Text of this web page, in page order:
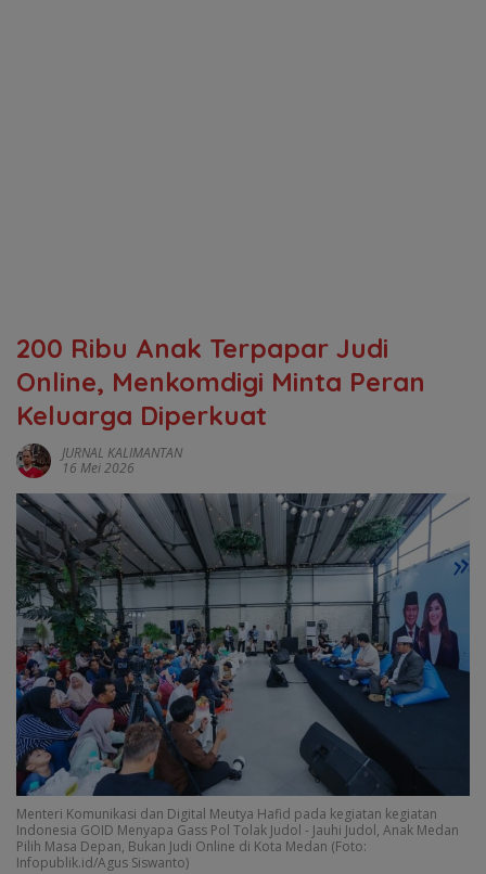
200 Ribu Anak Terpapar Judi
Online, Menkomdigi Minta Peran
Keluarga Diperkuat
JURNAL KALIMANTAN
16 Mei 2026
Menteri Komunikasi dan Digital Meutya Hafid pada kegiatan kegiatan
Indonesia GOID Menyapa Gass Pol Tolak Judol - Jauhi Judol, Anak Medan
Pilih Masa Depan, Bukan Judi Online di Kota Medan (Foto:
Infopublik.id/Agus Siswanto)